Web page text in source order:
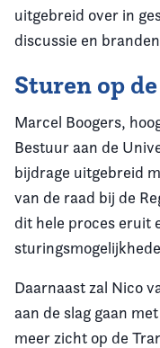
uitgebreid over in
discussie en
Sturen op de
Marcel Boogers,
Bestuur aan de
bijdrage uitgebreid
van de raad bij de
dit hele proces eruit
Daarnaast zal Nico
aan de slag gaan
meer zicht op de